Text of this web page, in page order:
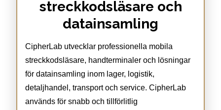
streckkodsläsare och
datainsamling
CipherLab utvecklar professionella mobila
streckkodsläsare, handterminaler och lösningar
för datainsamling inom lager, logistik,
detaljhandel, transport och service. CipherLab
används för snabb och tillförlitlig